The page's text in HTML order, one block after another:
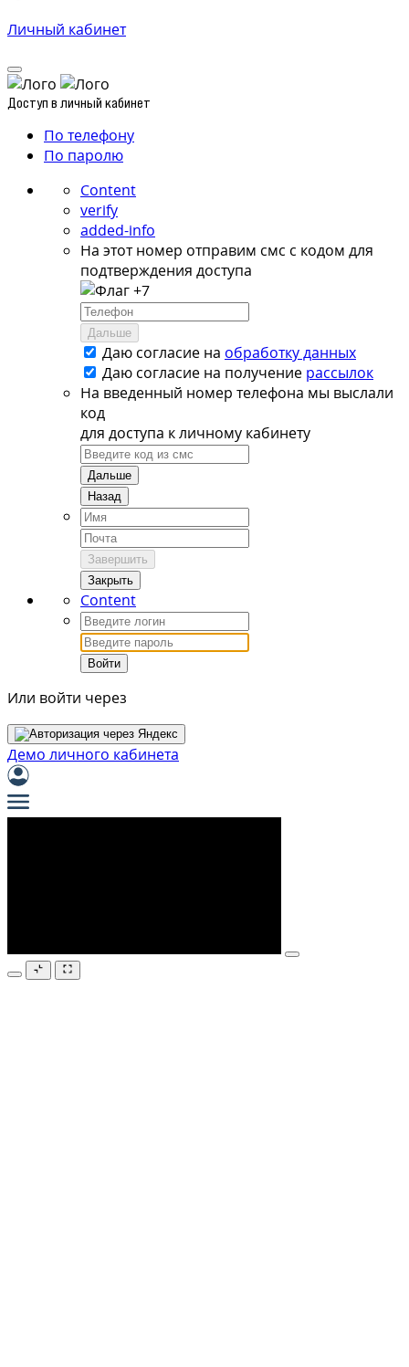
Личный кабинет
Доступ в личный кабинет
По телефону
По паролю
Content
verify
added-info
На этот номер отправим смс с кодом для
подтверждения доступа
+7
Дальше
Даю согласие на обработку данных
Даю согласие на получение рассылок
На введенный номер телефона мы выслали
код
для доступа к личному кабинету
Дальше
Назад
Завершить
Закрыть
Content
Войти
Или войти через
Демо личного кабинета